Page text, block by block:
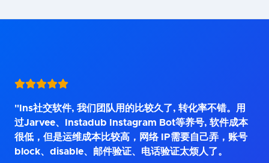
"Ins社交软件, 我们团队用的比较久了, 转化率不错。用
过Jarvee、Instadub Instagram Bot等养号, 软件成本
很低，但是运维成本比较高，网络 IP需要自己弄，账号
block、disable、邮件验证、电话验证太烦人了。